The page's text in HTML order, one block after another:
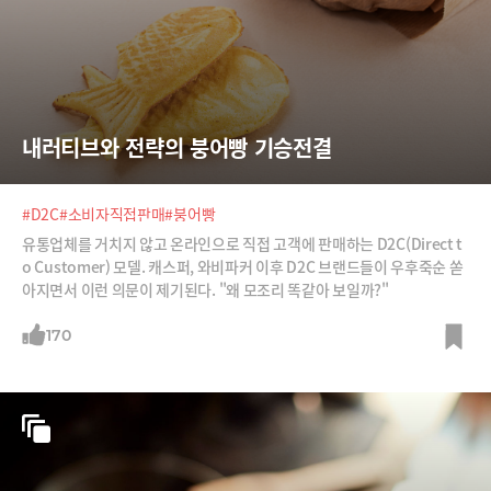
내러티브와 전략의 붕어빵 기승전결
#D2C#소비자직접판매#붕어빵
유통업체를 거치지 않고 온라인으로 직접 고객에 판매하는 D2C(Direct t
o Customer) 모델. 캐스퍼, 와비파커 이후 D2C 브랜드들이 우후죽순 쏟
아지면서 이런 의문이 제기된다. "왜 모조리 똑같아 보일까?"
170